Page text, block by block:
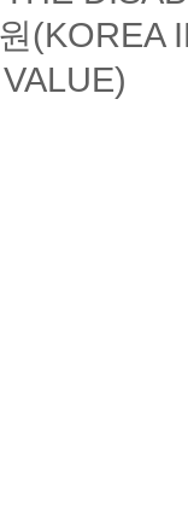
(KOREA